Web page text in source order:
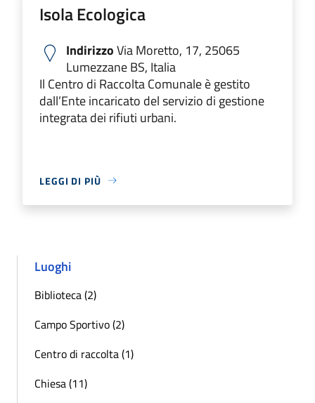
Isola Ecologica
IndirizzoVia Moretto, 17, 25065
Lumezzane BS, Italia
Il Centro di Raccolta Comunale è gestito
dall’Ente incaricato del servizio di gestione
integrata dei rifiuti urbani.
LEGGI DI PIÙ
Luoghi
Biblioteca (2)
Campo Sportivo (2)
Centro di raccolta (1)
Chiesa (11)